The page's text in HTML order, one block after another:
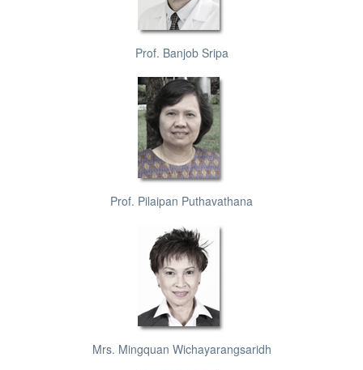
Prof. Banjob Sripa
Prof. Pilaipan Puthavathana
Mrs. Mingquan Wichayarangsaridh